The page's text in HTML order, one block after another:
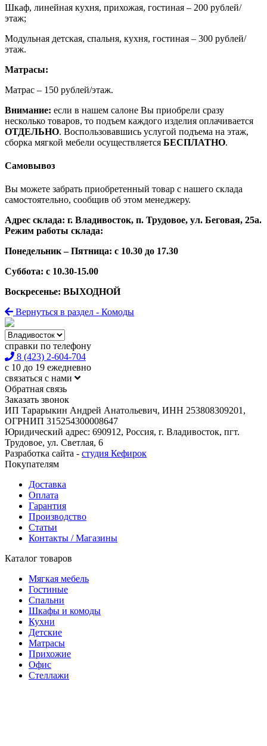
Шкаф, линейная кухня, прихожая, гостиная – 200 рублей/
этаж;
Модульная детская, спальня, кухня, гостиная – 300 рублей/
этаж.
Матрасы:
Матрас – 150 рублей/этаж.
Внимание: если в нашем салоне Вы приобрели сразу
несколько товаров, то подъем каждого изделия оплачивается
ОТДЕЛЬНО. Воспользовавшись услугой подъема на этаж,
сборка мягкой мебели осуществляется БЕСПЛАТНО.
Самовывоз
Вы можете забрать приобретенный товар с нашего склада
самостоятельно, сообщив об этом менеджеру.
Адрес склада: г. Владивосток, п. Трудовое, ул. Беговая, 25а.
Режим работы склада:
Понедельник – Пятница: с 10.30 до 17.30
Суббота: с 10.30-15.00
Воскресенье: ВЫХОДНОЙ
Вернуться в раздел - Комоды
справки по телефону
8 (423) 2-604-704
с 10 до 19 ежедневно
связаться с нами
Обратная связь
Заказать звонок
ИП Тарарыкин Андрей Анатольевич, ИНН 253808309201,
ОГРНИП 315254300008647
Юридический адрес: 690912, Россия, г. Владивосток, пгт.
Трудовое, ул. Светлая, 6
Разработка сайта - студия Кефирок
Покупателям
Доставка
Оплата
Гарантия
Производство
Статьи
Контакты / Магазины
Каталог товаров
Мягкая мебель
Гостиные
Спальни
Шкафы и комоды
Кухни
Детские
Матрасы
Прихожие
Офис
Стеллажи